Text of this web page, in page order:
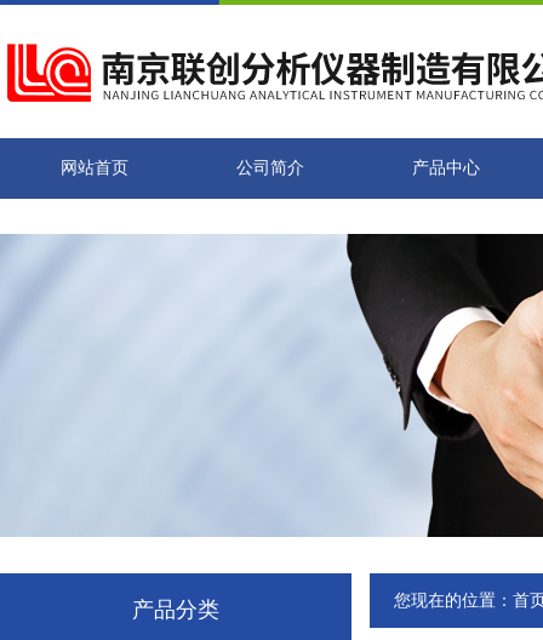
网站首页 公司简介 产品中心
产品分类 您现在的位置： 首